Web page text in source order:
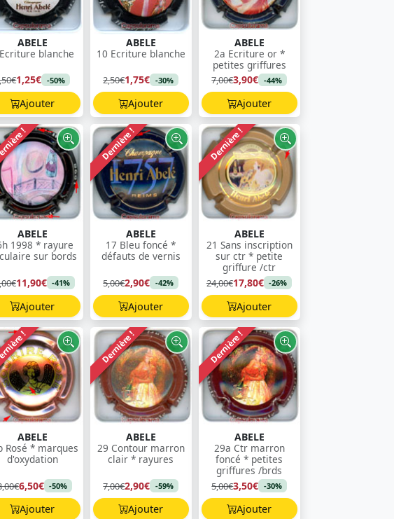
ABELE
blanche
1,25€ -50%
Ajouter
ABELE
10 Ecriture blanche
2,50€1,75€ -30%
Ajouter
ABELE
2a Ecriture or *
petites griffures
7,00€3,90€ -44%
Ajouter
!
ABELE
1998 * rayure
sur bords
11,90€ -41%
Ajouter
Dernière !
ABELE
17 Bleu foncé *
défauts de vernis
5,00€2,90€ -42%
Ajouter
Dernière !
ABELE
21 Sans inscription
sur ctr * petite
griffure /ctr
24,00€17,80€ -26%
Ajouter
!
ABELE
Rosé * marques
d'oxydation
6,50€ -50%
Ajouter
Dernière !
ABELE
29 Contour marron
clair * rayures
7,00€2,90€ -59%
Ajouter
Dernière !
ABELE
29a Ctr marron
foncé * petites
griffures /brds
5,00€3,50€ -30%
Ajouter